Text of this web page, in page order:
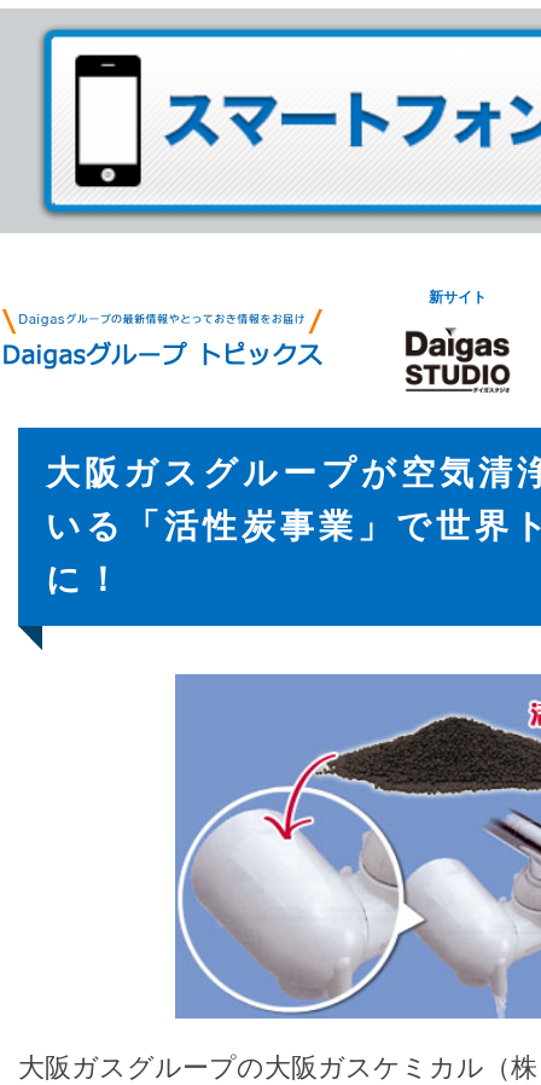
新サイト
大阪ガスグループが空気清
いる「活性炭事業」で世界
に！
大阪ガスグループの大阪ガスケミカル（